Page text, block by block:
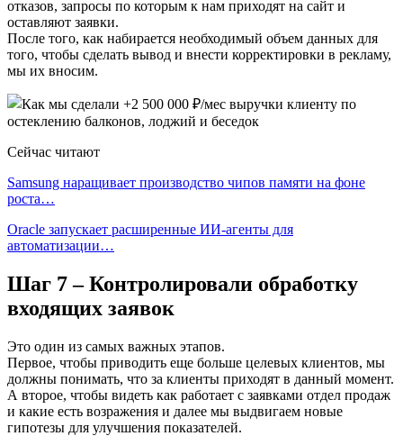
отказов, запросы по которым к нам приходят на сайт и
оставляют заявки.
После того, как набирается необходимый объем данных для
того, чтобы сделать вывод и внести корректировки в рекламу,
мы их вносим.
Сейчас читают
Samsung наращивает производство чипов памяти на фоне
роста…
Oracle запускает расширенные ИИ‑агенты для
автоматизации…
Шаг 7 – Контролировали обработку
входящих заявок
Это один из самых важных этапов.
Первое, чтобы приводить еще больше целевых клиентов, мы
должны понимать, что за клиенты приходят в данный момент.
А второе, чтобы видеть как работает с заявками отдел продаж
и какие есть возражения и далее мы выдвигаем новые
гипотезы для улучшения показателей.